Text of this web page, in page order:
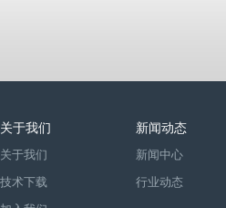
关于我们
关于我们
技术下载
新闻动态
新闻中心
行业动态